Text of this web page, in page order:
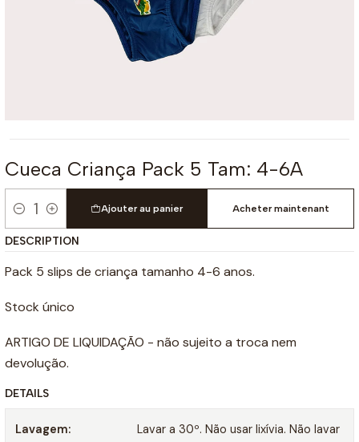
Cueca Criança Pack 5 Tam: 4-6A
Quantité
Ajouter au panier Acheter maintenant
DESCRIPTION
Pack 5 slips de criança tamanho 4-6 anos.
Stock único
ARTIGO DE LIQUIDAÇÃO - não sujeito a troca nem
devolução.
DETAILS
Lavagem:
Lavar a 30º. Não usar lixívia. Não lavar